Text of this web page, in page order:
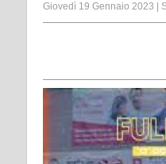
Giovedì 19 Gennaio 2023